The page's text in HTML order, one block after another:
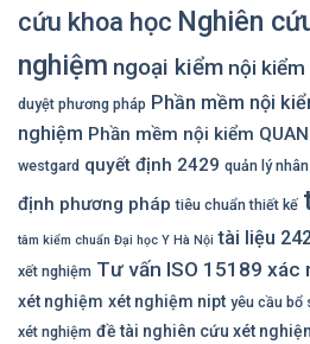
cứu khoa học Nghiên
nghiệm ngoại kiểm nội kiểm
duyệt phương pháp Phần mềm nội
nghiệm Phần mềm nội kiểm
westgard quyết định 2429 quản lý
định phương pháp tiêu chuẩn thiết kế
tâm kiểm chuẩn Đại học Y Hà Nội tài liệu
xết nghiệm Tư vấn ISO 15189 xác
xét nghiệm xét nghiệm nipt yêu cầu bổ
xét nghiệm đề tài nghiên cứu xét